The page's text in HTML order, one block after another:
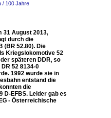
/ 100 Jahre
31 August 2013,
durch die
(BR 52.80). Die
Kriegslokomotive 52
späteren DDR, so
52 8134-0
1992 wurde sie in
entstand die
die
D-EFBS. Leider gab es
- Österreichische